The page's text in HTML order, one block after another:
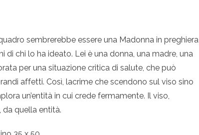
sembrerebbe essere una Madonna in preghiera
di chi lo ha ideato. Lei è una donna, una madre, una
per una situazione critica di salute, che può
affetti. Così, lacrime che scendono sul viso sino
un’entità in cui crede fermamente. Il viso,
da quella entità.